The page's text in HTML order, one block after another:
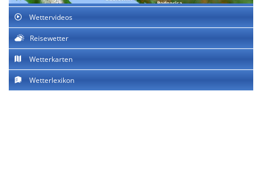
Wettervideos
Reisewetter
Wetterkarten
Wetterlexikon